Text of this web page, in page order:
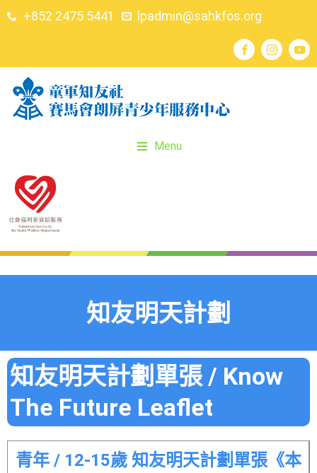
+852 2475 5441 lpadmin@sahkfos.org
Menu
知友明天計劃
知友明天計劃單張 / Know
The Future Leaflet
青年 / 12-15歲 知友明天計劃單張《本